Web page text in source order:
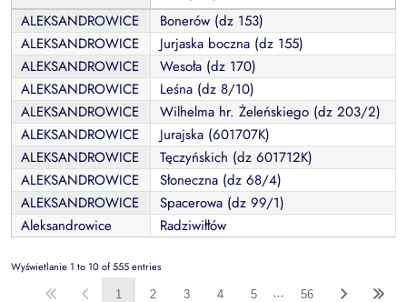
ALEKSANDROWICE
Bonerów (dz 153)
ALEKSANDROWICE
Jurjaska boczna (dz 155)
ALEKSANDROWICE
Wesoła (dz 170)
ALEKSANDROWICE
Leśna (dz 8/10)
ALEKSANDROWICE
Wilhelma hr. Żeleńskiego (dz 203/2)
ALEKSANDROWICE
Jurajska (601707K)
ALEKSANDROWICE
Tęczyńskich (dz 601712K)
ALEKSANDROWICE
Słoneczna (dz 68/4)
ALEKSANDROWICE
Spacerowa (dz 99/1)
Aleksandrowice
Radziwiłłów
Wyświetlanie 1 to 10 of 555 entries
1 2 3 4 5 56